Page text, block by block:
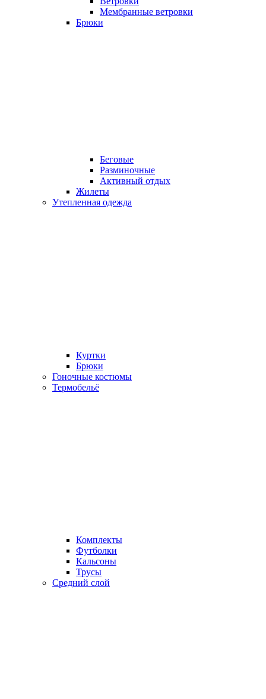
Мембранные ветровки
Брюки
Беговые
Разминочные
Активный отдых
Жилеты
Утепленная одежда
Куртки
Брюки
Гоночные костюмы
Термобельё
Комплекты
Футболки
Кальсоны
Трусы
Средний слой